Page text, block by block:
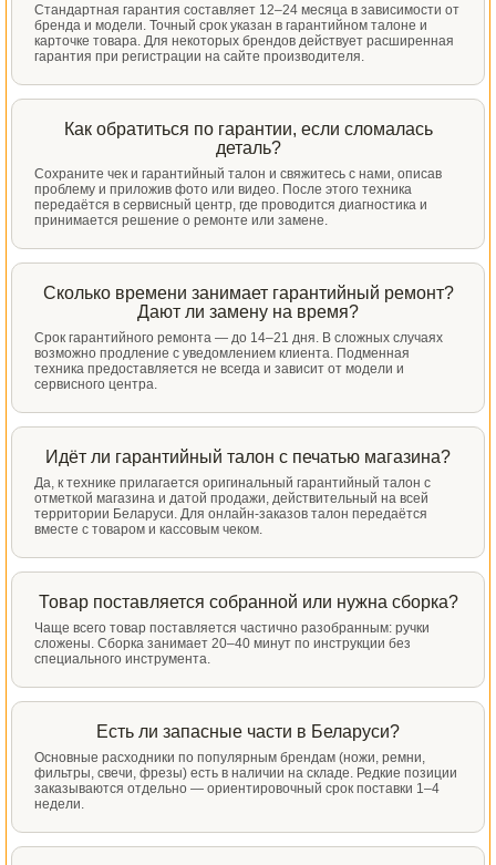
Стандартная гарантия составляет 12–24 месяца в зависимости от
бренда и модели. Точный срок указан в гарантийном талоне и
карточке товара. Для некоторых брендов действует расширенная
гарантия при регистрации на сайте производителя.
Как обратиться по гарантии, если сломалась
деталь?
Сохраните чек и гарантийный талон и свяжитесь с нами, описав
проблему и приложив фото или видео. После этого техника
передаётся в сервисный центр, где проводится диагностика и
принимается решение о ремонте или замене.
Сколько времени занимает гарантийный ремонт?
Дают ли замену на время?
Срок гарантийного ремонта — до 14–21 дня. В сложных случаях
возможно продление с уведомлением клиента. Подменная
техника предоставляется не всегда и зависит от модели и
сервисного центра.
Идёт ли гарантийный талон с печатью магазина?
Да, к технике прилагается оригинальный гарантийный талон с
отметкой магазина и датой продажи, действительный на всей
территории Беларуси. Для онлайн-заказов талон передаётся
вместе с товаром и кассовым чеком.
Товар поставляется собранной или нужна сборка?
Чаще всего товар поставляется частично разобранным: ручки
сложены. Сборка занимает 20–40 минут по инструкции без
специального инструмента.
Есть ли запасные части в Беларуси?
Основные расходники по популярным брендам (ножи, ремни,
фильтры, свечи, фрезы) есть в наличии на складе. Редкие позиции
заказываются отдельно — ориентировочный срок поставки 1–4
недели.